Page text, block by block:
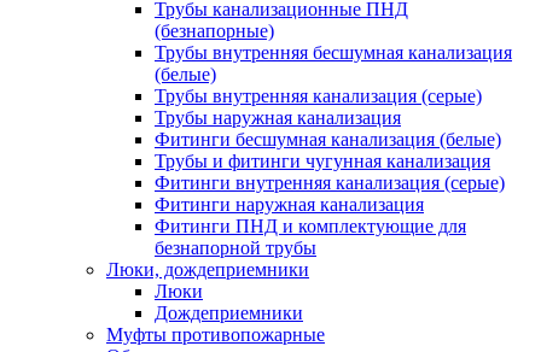
Трубы канализационные ПНД
(безнапорные)
Трубы внутренняя бесшумная канализация
(белые)
Трубы внутренняя канализация (серые)
Трубы наружная канализация
Фитинги бесшумная канализация (белые)
Трубы и фитинги чугунная канализация
Фитинги внутренняя канализация (серые)
Фитинги наружная канализация
Фитинги ПНД и комплектующие для
безнапорной трубы
Люки, дождеприемники
Люки
Дождеприемники
Муфты противопожарные